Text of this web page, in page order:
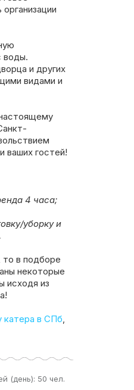
воды.
и других
видами и
ваших гостей!
4 часа;
уборку и
то в подборе
некоторые
исходя из
катера в СПб,
(день): 50 чел.